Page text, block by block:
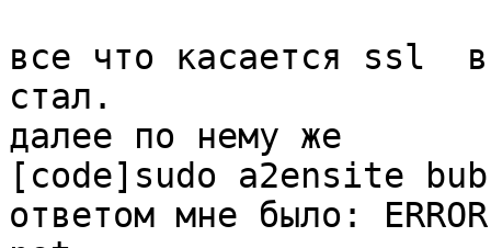
все что касается ssl
стал.
далее по нему же
[code]sudo a2ensite
ответом мне было: